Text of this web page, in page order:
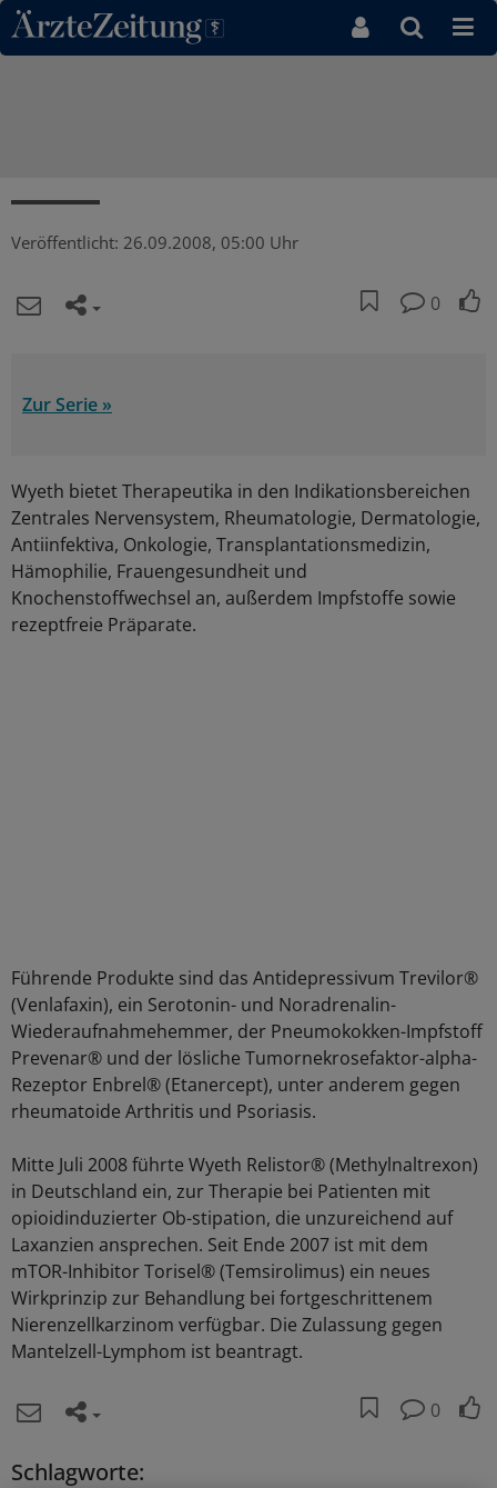
Direkt zum Inhaltsbereich
Veröffentlicht: 26.09.2008, 05:00 Uhr
0
Zur Serie »
Wyeth bietet Therapeutika in den Indikationsbereichen
Zentrales Nervensystem, Rheumatologie, Dermatologie,
Antiinfektiva, Onkologie, Transplantationsmedizin,
Hämophilie, Frauengesundheit und
Knochenstoffwechsel an, außerdem Impfstoffe sowie
rezeptfreie Präparate.
Führende Produkte sind das Antidepressivum Trevilor®
(Venlafaxin), ein Serotonin- und Noradrenalin-
Wiederaufnahmehemmer, der Pneumokokken-Impfstoff
Prevenar® und der lösliche Tumornekrosefaktor-alpha-
Rezeptor Enbrel® (Etanercept), unter anderem gegen
rheumatoide Arthritis und Psoriasis.
Mitte Juli 2008 führte Wyeth Relistor® (Methylnaltrexon)
in Deutschland ein, zur Therapie bei Patienten mit
opioidinduzierter Ob-stipation, die unzureichend auf
Laxanzien ansprechen. Seit Ende 2007 ist mit dem
mTOR-Inhibitor Torisel® (Temsirolimus) ein neues
Wirkprinzip zur Behandlung bei fortgeschrittenem
Nierenzellkarzinom verfügbar. Die Zulassung gegen
Mantelzell-Lymphom ist beantragt.
0
Schlagworte: